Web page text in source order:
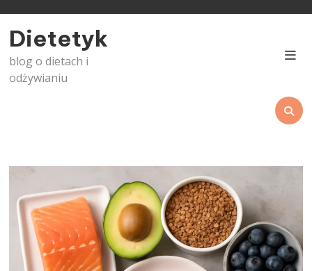
content
Dietetyk
blog o dietach i
odżywianiu